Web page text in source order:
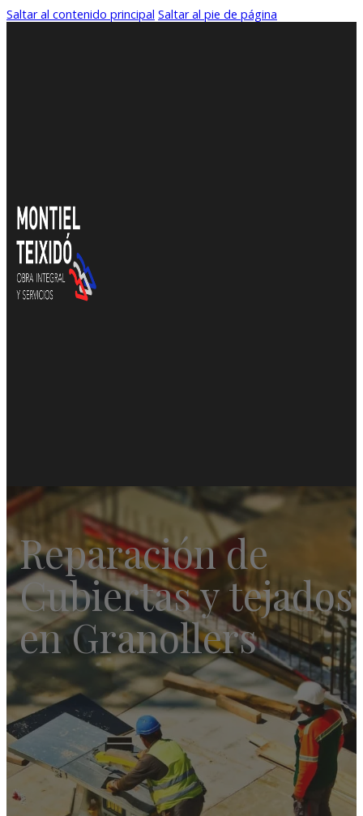
Saltar al contenido principal Saltar al pie de página
Reparación de
Cubiertas y tejados
en Granollers